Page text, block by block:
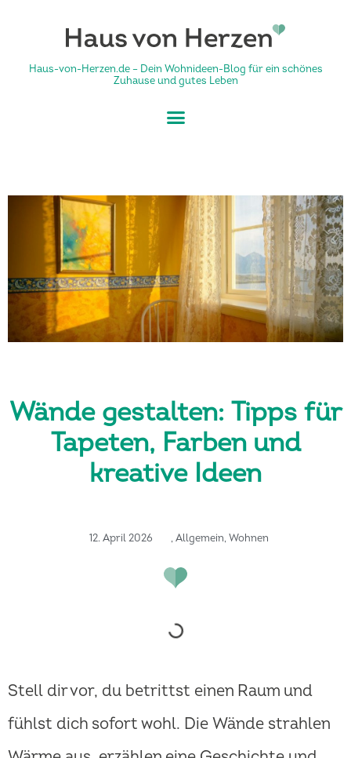
Haus-von-Herzen.de – Dein Wohnideen-Blog für ein schönes
Zuhause und gutes Leben
Wände gestalten: Tipps für
Tapeten, Farben und
kreative Ideen
12. April 2026 , Allgemein,Wohnen
Stell dir vor, du betrittst einen Raum und
fühlst dich sofort wohl. Die Wände strahlen